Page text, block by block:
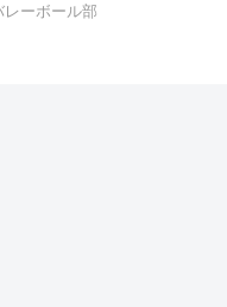
レーボール部